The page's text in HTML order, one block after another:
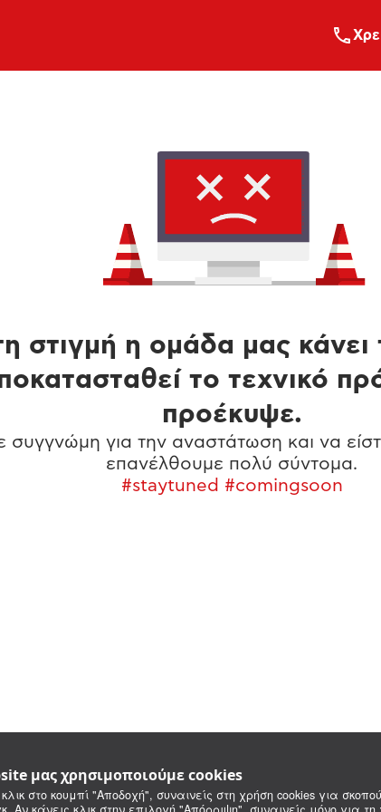
μας χρησιμοποιούμε cookies
στο κουμπί "Αποδοχή", συναινείς στη χρήση cookies για
στιγμή η ομάδα μας κάνει
το τεχνικό
προέκυψε.
συγγνώμη για την αναστάτωση και να
επανέλθουμε πολύ σύντομα.
#staytuned #comingsoon